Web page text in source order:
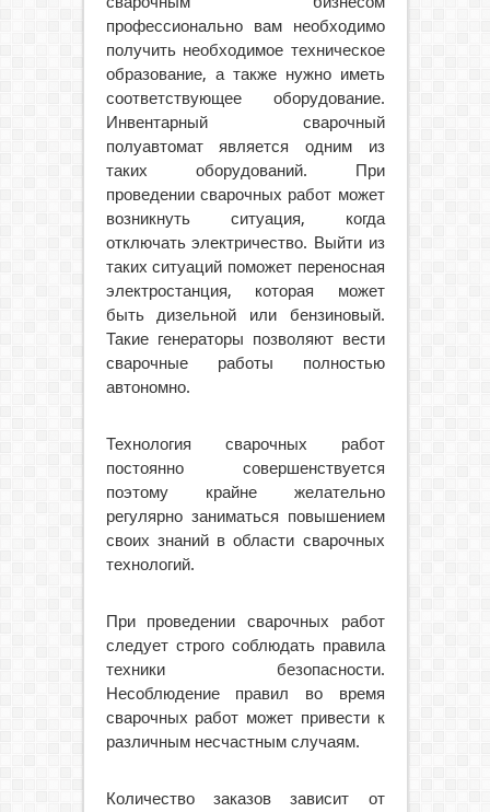
профессионально вам необходимо
получить необходимое техническое
образование, а также нужно иметь
соответствующее оборудование.
Инвентарный сварочный
полуавтомат является одним из
таких оборудований. При
проведении сварочных работ может
возникнуть ситуация, когда
отключать электричество. Выйти из
таких ситуаций поможет переносная
электростанция, которая может
быть дизельной или бензиновый.
Такие генераторы позволяют вести
сварочные работы полностью
автономно.
Технология сварочных работ
постоянно совершенствуется
поэтому крайне желательно
регулярно заниматься повышением
своих знаний в области сварочных
технологий.
При проведении сварочных работ
следует строго соблюдать правила
техники безопасности.
Несоблюдение правил во время
сварочных работ может привести к
различным несчастным случаям.
Количество заказов зависит от